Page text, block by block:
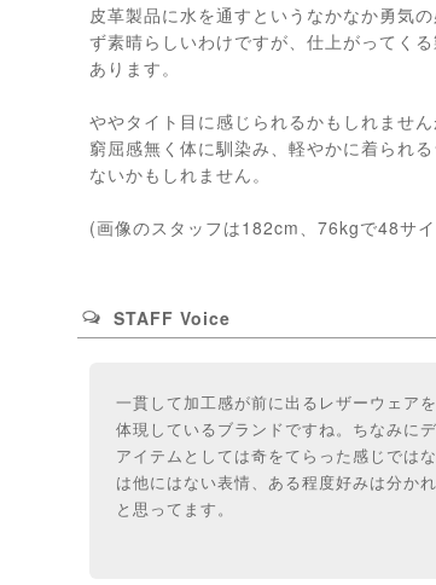
皮革製品に水を通すというなかなか勇気
ず素晴らしいわけですが、仕上がってく
あります。
ややタイト目に感じられるかもしれませ
窮屈感無く体に馴染み、軽やかに着られ
ないかもしれません。
(画像のスタッフは182cm、76kgで48サ
STAFF Voice
一貫して加工感が前に出るレザーウェア
体現しているブランドですね。ちなみに
アイテムとしては奇をてらった感じでは
は他にはない表情、ある程度好みは分か
と思ってます。